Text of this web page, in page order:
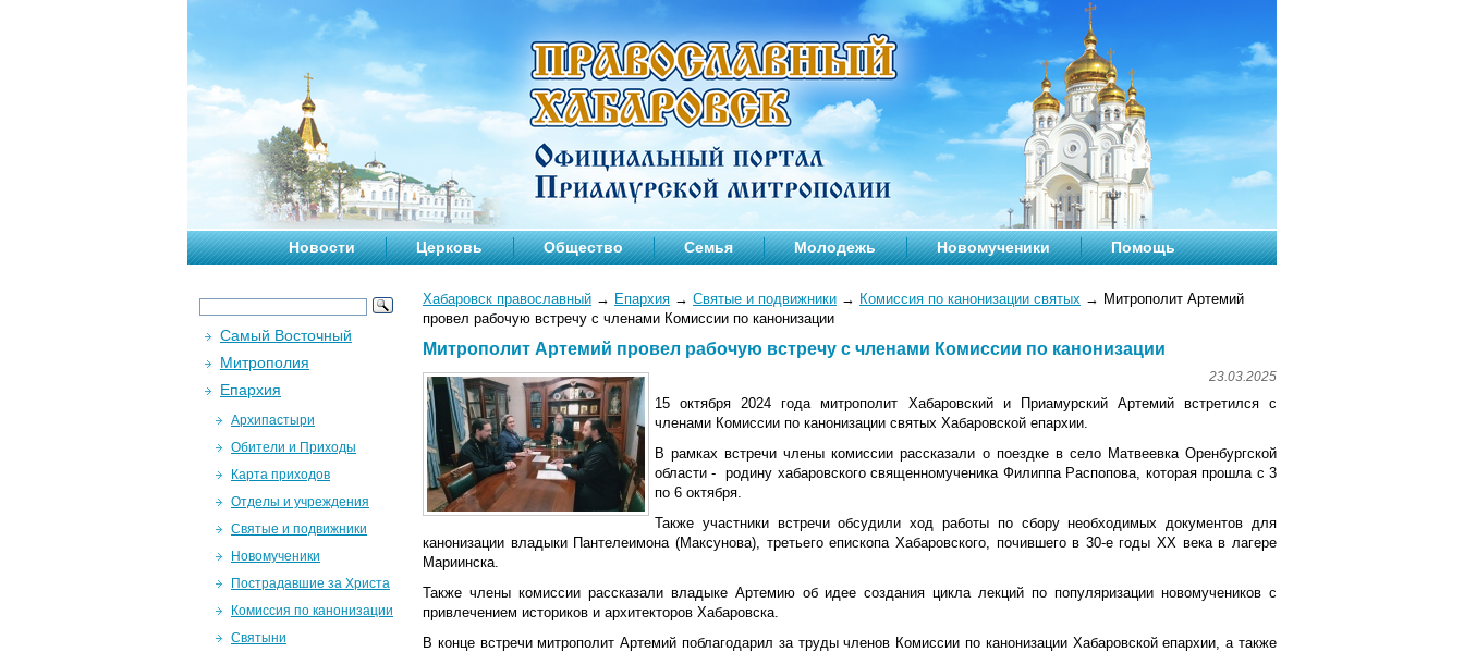
Новости Церковь Общество Семья Молодежь Новомученики Помощь
Хабаровск православный → Епархия → Святые и подвижники → Комиссия по канонизации святых → Митрополит Артемий
провел рабочую встречу с членами Комиссии по канонизации
Митрополит Артемий провел рабочую встречу с членами Комиссии по канонизации
23.03.2025
15 октября 2024 года митрополит Хабаровский и Приамурский Артемий встретился с
членами Комиссии по канонизации святых Хабаровской епархии.
В рамках встречи члены комиссии рассказали о поездке в село Матвеевка Оренбургской
области - родину хабаровского священномученика Филиппа Распопова, которая прошла с 3
по 6 октября.
Также участники встречи обсудили ход работы по сбору необходимых документов для
канонизации владыки Пантелеимона (Максунова), третьего епископа Хабаровского, почившего в 30-е годы XX века в лагере
Мариинска.
Также члены комиссии рассказали владыке Артемию об идее создания цикла лекций по популяризации новомучеников с
привлечением историков и архитекторов Хабаровска.
В конце встречи митрополит Артемий поблагодарил за труды членов Комиссии по канонизации Хабаровской епархии, а также
Самый Восточный
Митрополия
Епархия
Архипастыри
Обители и Приходы
Карта приходов
Отделы и учреждения
Святые и подвижники
Новомученики
Пострадавшие за Христа
Комиссия по канонизации
Святыни